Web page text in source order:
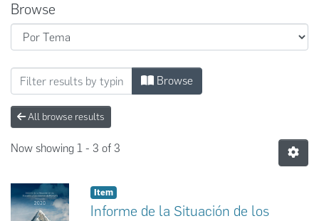
Browse
Browsing Informes Técnicos by Subject
Browse
All browse results
Now showing 1 - 3 of 3
Item
Informe de la Situación de los